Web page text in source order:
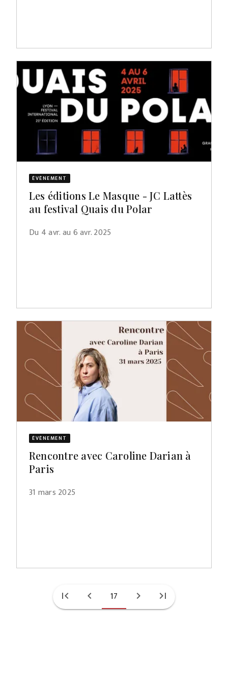
ÉVÈNEMENT
Les éditions Le Masque - JC Lattès
au festival Quais du Polar
Du 4 avr. au 6 avr. 2025
ÉVÈNEMENT
Rencontre avec Caroline Darian à
Paris
31 mars 2025
first_page chevron_left 17 chevron_right last_page